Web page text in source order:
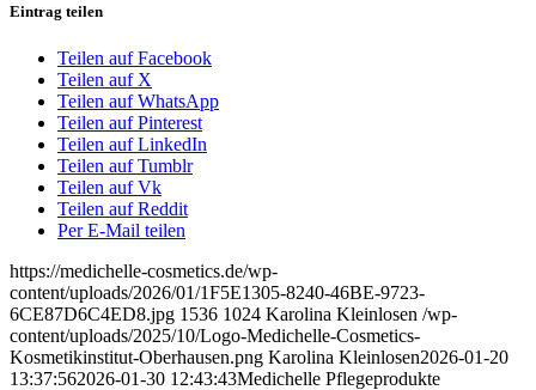
Eintrag teilen
Teilen auf Facebook
Teilen auf X
Teilen auf WhatsApp
Teilen auf Pinterest
Teilen auf LinkedIn
Teilen auf Tumblr
Teilen auf Vk
Teilen auf Reddit
Per E-Mail teilen
https://medichelle-cosmetics.de/wp-
content/uploads/2026/01/1F5E1305-8240-46BE-9723-
6CE87D6C4ED8.jpg 1536 1024 Karolina Kleinlosen /wp-
content/uploads/2025/10/Logo-Medichelle-Cosmetics-
Kosmetikinstitut-Oberhausen.png Karolina Kleinlosen2026-01-20
13:37:562026-01-30 12:43:43Medichelle Pflegeprodukte